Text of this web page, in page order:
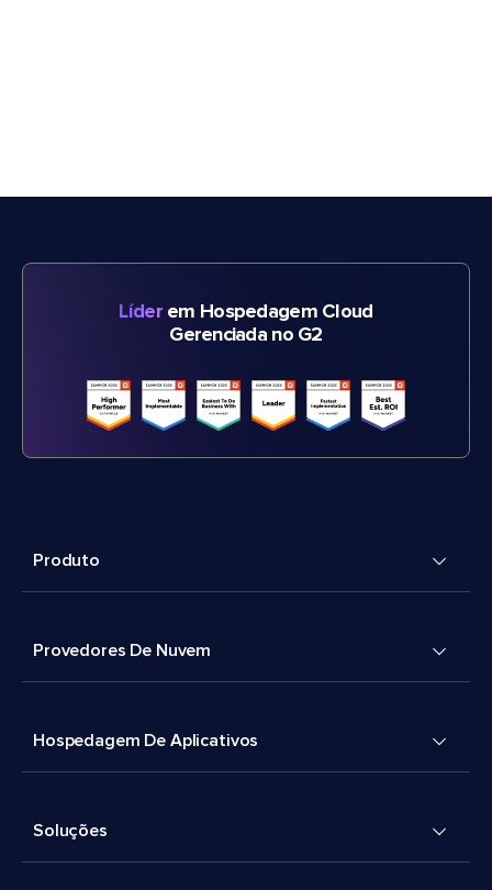
Líderem Hospedagem Cloud
Gerenciada no G2
Produto
Provedores De Nuvem
Hospedagem De Aplicativos
Soluções